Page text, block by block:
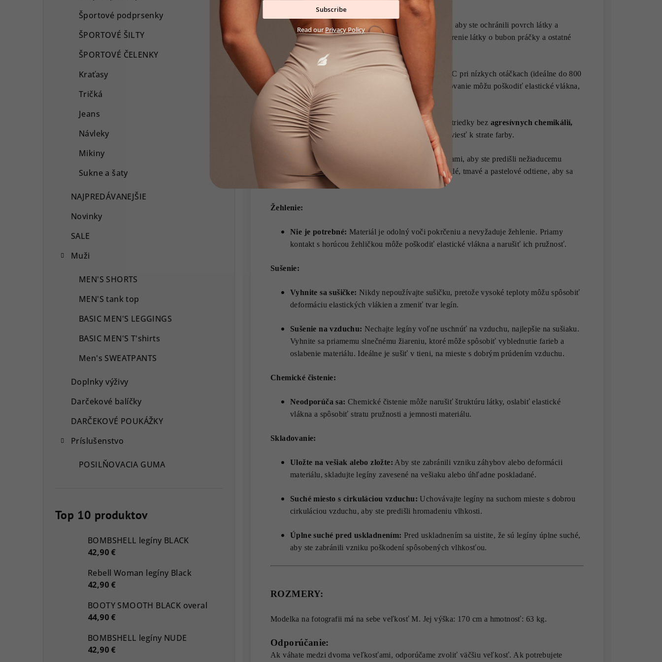
Športové podprsenky
ŠPORTOVÉ ŠILTY
ŠPORTOVÉ ČELENKY
Kraťasy
Tričká
Jeans
Návleky
Mikiny
Sukne a šaty
NAJPREDÁVANEJŠIE
Novinky
SALE
Muži
MEN'S SHORTS
MEN'S tank top
BASIC MEN'S LEGGINGS
BASIC MEN'S T'shirts
Men's SWEATPANTS
Doplnky výživy
Darčekové balíčky
DARČEKOVÉ POUKÁŽKY
Príslušenstvo
POSILŇOVACIA GUMA
Top 10 produktov
BOMBSHELL legíny BLACK
42,90 €
Rebell Woman legíny Black
42,90 €
BOOTY SMOOTH BLACK overal
44,90 €
BOMBSHELL legíny NUDE
42,90 €
Otočte naruby:
Pred praním vždy otočte naruby, aby ste ochránili povrch látky a
predĺžili ich životnosť. Tento krok minimalizuje trenie látky o bubon práčky a ostatné
odevy.
Nízka teplota a otáčky:
Perte na maximálne 30°C pri nízkych otáčkach (ideálne do 800
ot./min.). Vyššie teploty alebo rýchlejšie odstreďovanie môžu poškodiť elastické vlákna,
čo môže viesť k deformácii a strate pružnosti.
Prací prostriedok: Používajte jemné pracie prostriedky bez agresívnych chemikálií,
bielidiel a aviváže
, ktoré môžu oslabiť vlákna a viesť k strate farby.
Farebná kompatibilita:
Perte s podobnými farbami, aby ste predišli nežiaducemu
zafarbeniu. Odporúčame triediť oblečenie na svetlé, tmavé a pastelové odtiene, aby sa
zachovala farebná intenzita.
Žehlenie:
Nie je potrebné: Materiál je odolný voči pokrčeniu a nevyžaduje žehlenie. Priamy
kontakt s horúcou žehličkou môže poškodiť elastické vlákna a narušiť ich pružnosť.
Sušenie:
Vyhnite sa sušičke: Nikdy nepoužívajte sušičku, pretože vysoké teploty môžu spôsobiť
deformáciu elastických vlákien a zmeniť tvar legín.
Sušenie na vzduchu: Nechajte legíny voľne uschnúť na vzduchu, najlepšie na sušiaku.
Vyhnite sa priamemu slnečnému žiareniu, ktoré môže spôsobiť vyblednutie farieb a
oslabenie materiálu. Ideálne je sušiť v tieni, na mieste s dobrým prúdením vzduchu.
Chemické čistenie:
Neodporúča sa: Chemické čistenie môže narušiť štruktúru látky, oslabiť elastické
vlákna a spôsobiť stratu pružnosti a jemnosti materiálu.
Skladovanie:
Uložte na vešiak alebo zložte: Aby ste zabránili vzniku záhybov alebo deformácii
materiálu, skladujte legíny zavesené na vešiaku alebo úhľadne poskladané.
Suché miesto s cirkuláciou vzduchu: Uchovávajte legíny na suchom mieste s dobrou
cirkuláciou vzduchu, aby ste predišli hromadeniu vlhkosti.
Úplne suché pred uskladnením: Pred uskladnením sa uistite, že sú legíny úplne suché,
aby ste zabránili vzniku poškodení spôsobených vlhkosťou.
ROZMERY:
Modelka na fotografii má na sebe veľkosť M. Jej výška: 170 cm a hmotnosť: 63 kg.
Odporúčanie:
Ak váhate medzi dvoma veľkosťami, odporúčame zvoliť väčšiu veľkosť. Ak potrebujete
Subscribe
Read ourPrivacy Policy